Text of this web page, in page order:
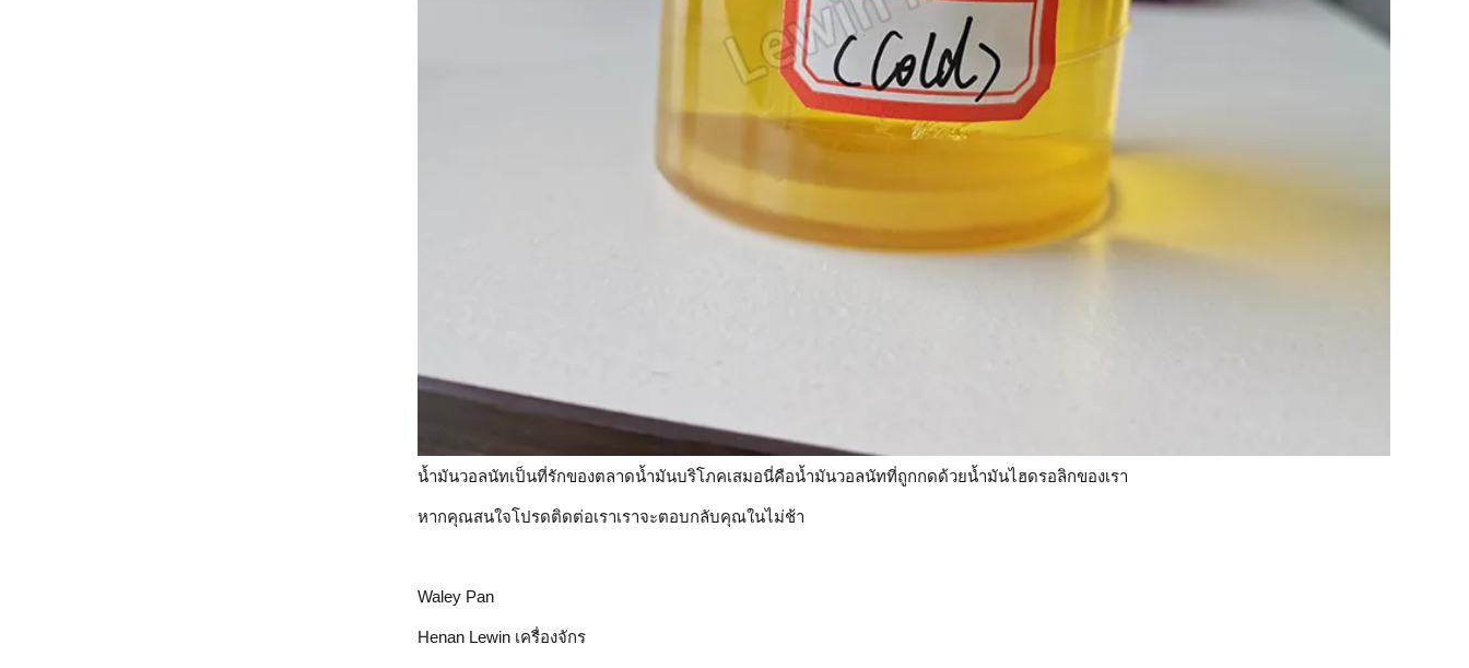
น้ำมันวอลนัทเป็นที่รักของตลาดน้ำมันบริโภคเสมอนี่คือน้ำมันวอลนัทที่ถูกกดด้วยน้ำมันไฮดรอลิกของเรา
หากคุณสนใจโปรดติดต่อเราเราจะตอบกลับคุณในไม่ช้า
Waley Pan
Henan Lewin เครื่องจักร